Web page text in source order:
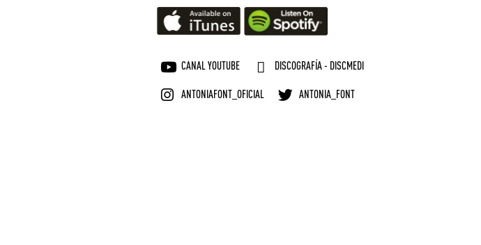
CANAL YOUTUBE DISCOGRAFÍA - DISCMEDI
ANTONIAFONT_OFICIAL ANTONIA_FONT